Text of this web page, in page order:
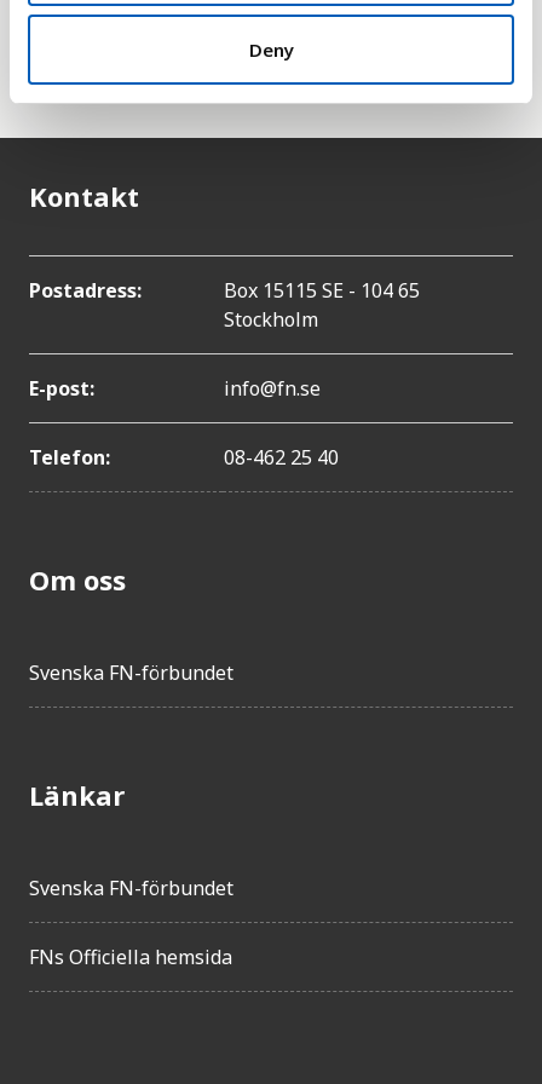
Deny
heller med i den här statistiken eftersom dessa tas
han om FN:s särskilda organ för palestinska
flyktingar,
Kontakt
Postadress:
Box 15115 SE - 104 65
Stockholm
E-post: info@fn.se
Telefon: 08-462 25 40
Om oss
Svenska FN-förbundet
Länkar
Svenska FN-förbundet
FNs Officiella hemsida